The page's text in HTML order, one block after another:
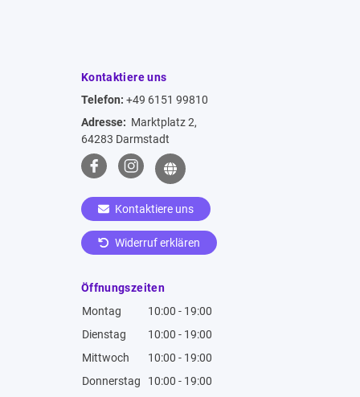
Kontaktiere uns
Telefon: +49 6151 99810
Adresse: Marktplatz 2,
64283 Darmstadt
Kontaktiere uns
Widerruf erklären
Öffnungszeiten
Montag
10:00 - 19:00
Dienstag
10:00 - 19:00
Mittwoch
10:00 - 19:00
Donnerstag
10:00 - 19:00